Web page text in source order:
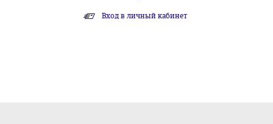
Вход в личный кабинет